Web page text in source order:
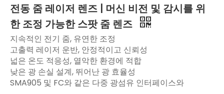
전동 줌 레이저 렌즈 | 머신 비전 및 감시를 위
한 조정 가능한 스팟 줌 렌즈
지속적인 전기 줌, 유연한 조정
고출력 레이저 운반, 안정적이고 신뢰성
넓은 온도 적응성, 열악한 환경에 적합
낮은 광 손실 설계, 뛰어난 광 효율성
SMA905 및 FC와 같은 다중 광섬유 인터페이스와